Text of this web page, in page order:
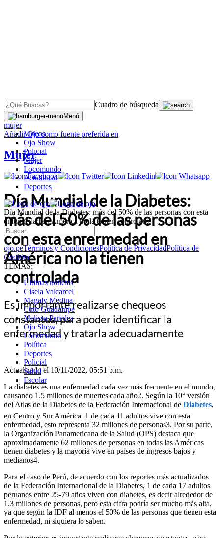
Cuadro de búsqueda
Menú
Videos
Ojo Show
Policial
Mujer
Locomundo
Actualidad
Deportes
Día Mundial de la Diabetes: más del 50% de las personas con esta
enfermedad en América no la tienen controlada
ojo.peTérminos y CondicionesPolítica de PrivacidadPolítica de
Cookies
TEMAS:
Últimas noticias
Gisela Valcarcel
Magaly Medina
Cuto Guadalupe
Melissa Paredes
Ojo Show
Locomundo
Política
Deportes
Policial
Salud
Escolar
OJO
mujer
AñadirOjocomo fuente preferida en
Mujer
Día Mundial de la Diabetes:
más del 50% de las personas
con esta enfermedad en
América no la tienen
controlada
Es importante realizarse chequeos
constantes, para poder identificar la
enfermedad y tratarla adecuadamente
Actualizado el 10/11/2022, 05:51 p.m.
La diabetes es una enfermedad cada vez más frecuente en el mundo,
causando 1.5 millones de muertes cada año2. Según la 10° versión
del Atlas de la Diabetes de la Federación Internacional de Diabetes,
en Centro y Sur América, 1 de cada 11 adultos vive con esta
enfermedad, esto representa 32 millones de personas3. Por su parte,
la Organización Panamericana de la Salud (OPS) destaca que
aproximadamente 62 millones de personas en todas las Américas
tienen diabetes y la mayoría vive en países de ingresos bajos y
medianos4.
Para el caso de Perú, de acuerdo con los reportes más actualizados
de la Federación Internacional de la Diabetes, 1 de cada 17 adultos
peruanos entre 25-79 años viven con diabetes, es decir alrededor de
1.3 millones de personas, pero esta cifra podría ser mucho más alta,
ya que según la IDF al menos el 50% de las personas que tienen esta
enfermedad, ni siquiera lo saben.